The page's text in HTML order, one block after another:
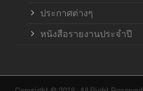
ประกาศต่างๆ
หนังสือรายงานประจำปี